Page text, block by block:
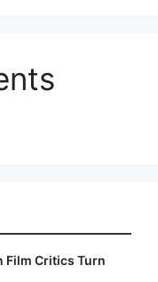
Film Critics Turn